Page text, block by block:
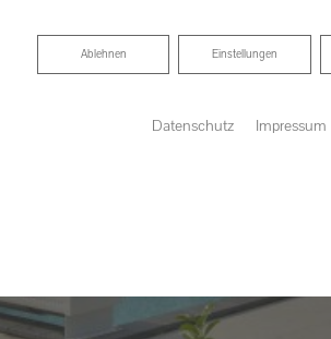
Einstellungen
Ablehnen
Ablehnen
Datenschutz Impressum